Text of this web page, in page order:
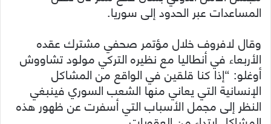
المساعدات عبر الحدود إلى سوريا.
وقال لافروف خلال مؤتمر صحفي مشترك عقده
الأربعاء في أنطاليا مع نظيره التركي مولود تشاووش
أوغلو: “إذا كنا قلقين في الواقع من المشاكل
الإنسانية التي يعاني منها الشعب السوري فينبغي
النظر إلى مجمل الأسباب التي أسفرت عن ظهور هذه